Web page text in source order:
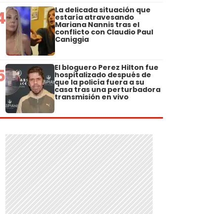
La delicada situación que
estaría atravesando
Mariana Nannis tras el
conflicto con Claudio Paul
Caniggia
El bloguero Perez Hilton fue
hospitalizado después de
que la policía fuera a su
casa tras una perturbadora
transmisión en vivo